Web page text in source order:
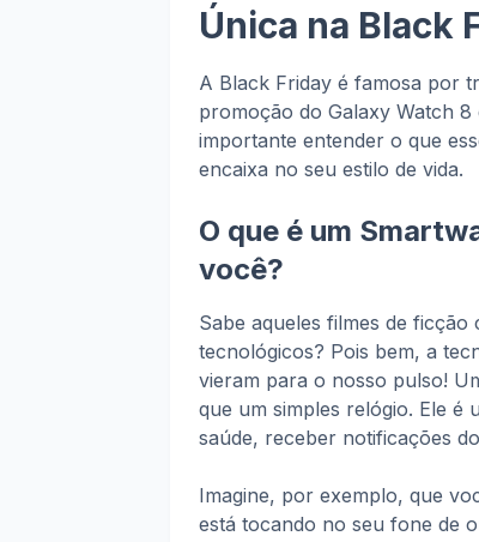
Única na Black
A Black Friday é famosa por
promoção do Galaxy Watch
importante entender o que
encaixa no seu estilo de vida.
O que é um
você?
Sabe aqueles filmes de
tecnológicos? Pois bem, a
vieram para o nosso pulso!
que um simples relógio. Ele é
saúde, receber notificações
Imagine, por exemplo, que
está tocando no seu fone de